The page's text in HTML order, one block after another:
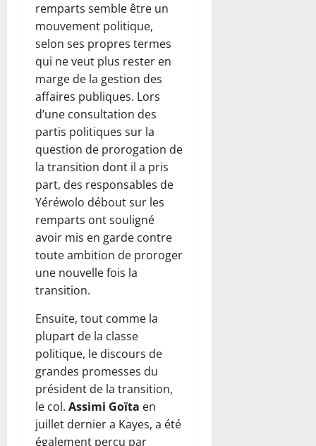
remparts semble être un
mouvement politique,
selon ses propres termes
qui ne veut plus rester en
marge de la gestion des
affaires publiques. Lors
d’une consultation des
partis politiques sur la
question de prorogation de
la transition dont il a pris
part, des responsables de
Yéréwolo débout sur les
remparts ont souligné
avoir mis en garde contre
toute ambition de proroger
une nouvelle fois la
transition.
Ensuite, tout comme la
plupart de la classe
politique, le discours de
grandes promesses du
président de la transition,
le col. Assimi Goïta en
juillet dernier a Kayes, a été
également perçu par